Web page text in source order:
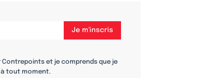
et je comprends que je
à tout moment.